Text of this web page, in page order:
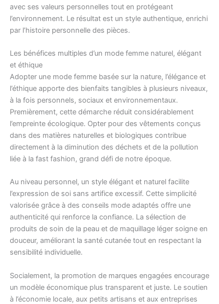
avec ses valeurs personnelles tout en protégeant
l’environnement. Le résultat est un style authentique, enrichi
par l’histoire personnelle des pièces.
Les bénéfices multiples d’un mode femme naturel, élégant
et éthique
Adopter une mode femme basée sur la nature, l’élégance et
l’éthique apporte des bienfaits tangibles à plusieurs niveaux,
à la fois personnels, sociaux et environnementaux.
Premièrement, cette démarche réduit considérablement
l’empreinte écologique. Opter pour des vêtements conçus
dans des matières naturelles et biologiques contribue
directement à la diminution des déchets et de la pollution
liée à la fast fashion, grand défi de notre époque.
Au niveau personnel, un style élégant et naturel facilite
l’expression de soi sans artifice excessif. Cette simplicité
valorisée grâce à des conseils mode adaptés offre une
authenticité qui renforce la confiance. La sélection de
produits de soin de la peau et de maquillage léger soigne en
douceur, améliorant la santé cutanée tout en respectant la
sensibilité individuelle.
Socialement, la promotion de marques engagées encourage
un modèle économique plus transparent et juste. Le soutien
à l’économie locale, aux petits artisans et aux entreprises